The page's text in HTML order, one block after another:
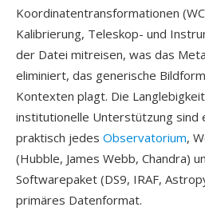
Koordinatentransformationen
Kalibrierung, Teleskop- und
der Datei mitreisen, was das
eliminiert, das generische
Kontexten plagt. Die
institutionelle Unterstützung
praktisch jedes Observatorium,
(Hubble, James Webb, Chandra)
Softwarepaket (DS9, IRAF,
primäres Datenformat.